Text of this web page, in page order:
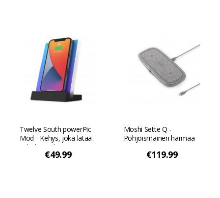
Twelve South powerPic
Mod - Kehys, joka lataa
puhelimesi langattomasti
€49.99
Moshi Sette Q -
Pohjoismainen harmaa
€119.99